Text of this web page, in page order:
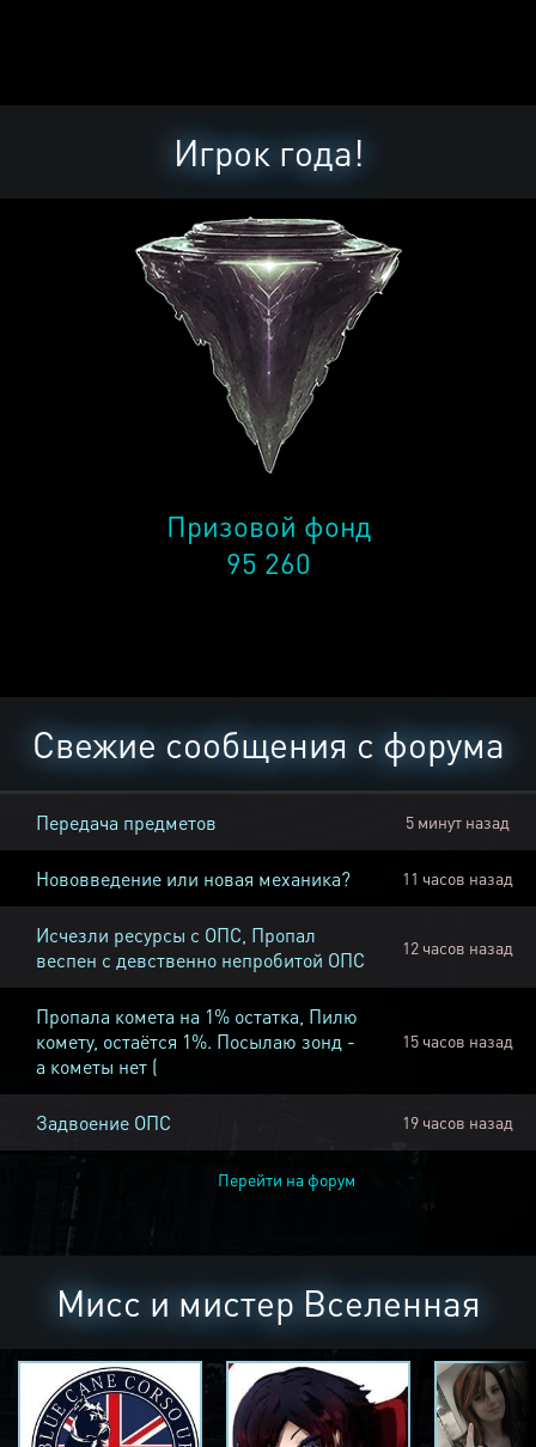
Игрок года!
Призовой фонд
95 260
Свежие сообщения с форума
Передача предметов 5 минут назад
Нововведение или новая механика? 11 часов назад
Исчезли ресурсы с ОПС, Пропал
веспен с девственно непробитой ОПС
12 часов назад
Пропала комета на 1% остатка, Пилю
комету, остаётся 1%. Посылаю зонд -
а кометы нет (
15 часов назад
Задвоение ОПС 19 часов назад
Перейти на форум
Мисс и мистер Вселенная